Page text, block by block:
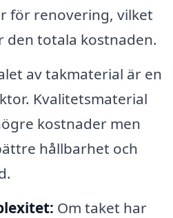
för renovering, vilket
den totala kostnaden.
av takmaterial är en
Kvalitetsmaterial
kostnader men
hållbarhet och
Om taket har